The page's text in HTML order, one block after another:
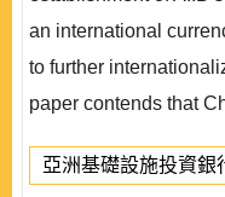
an international
to further
paper contends that
亞洲基礎設施投資銀